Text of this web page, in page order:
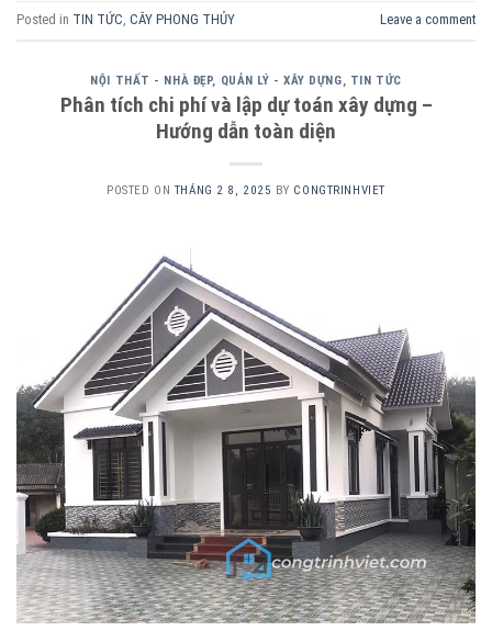
Posted in TIN TỨC CÂY PHONG THỦY Leave a comment
NỘI THẤT - NHÀ ĐẸP, QUẢN LÝ - XÂY DỰNG TIN TỨC
Phân tích chi phí và lập dự toán xây dựng –
Hướng dẫn toàn diện
POSTED ON THÁNG 2 8, 2025 BY CONGTRINHVIET